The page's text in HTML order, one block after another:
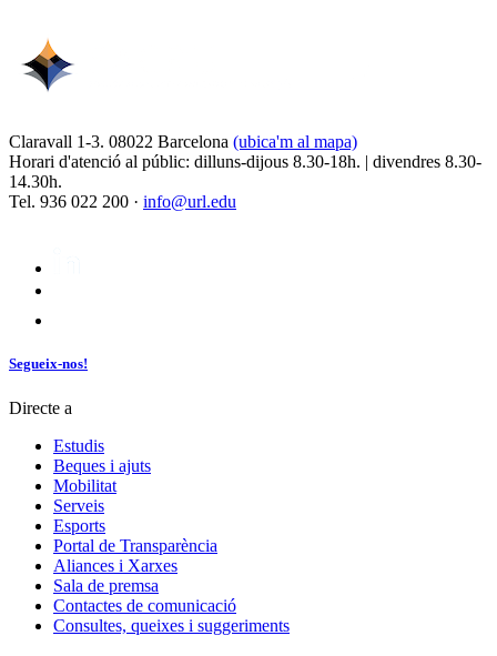
Claravall 1-3. 08022 Barcelona (ubica'm al mapa)
Horari d'atenció al públic: dilluns-dijous 8.30-18h. | divendres 8.30-
14.30h.
Tel. 936 022 200 · info@url.edu
Segueix-nos!
Directe a
Estudis
Beques i ajuts
Mobilitat
Serveis
Esports
Portal de Transparència
Aliances i Xarxes
Sala de premsa
Contactes de comunicació
Consultes, queixes i suggeriments